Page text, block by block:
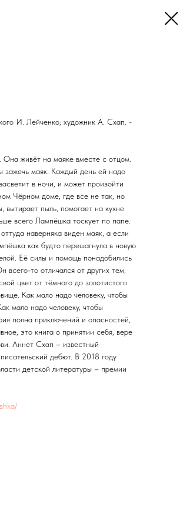
И. Лейченко; художник А. Схап. -
живёт на маяке вместе с отцом.
зажечь маяк. Каждый день ей надо
в ночи, и может произойти
Чёрном доме, где все не так, но
пыль, помогает на кухне
всего Лампёшка тоскует по папе.
наверняка виден маяк, а если
как будто перешагнула в новую
Её силы и помощь понадобились
всего-то отличался от других тем,
цвет от тёмного до золотистого
Как мало надо человеку, чтобы
мало надо человеку, чтобы
полна приключений и опасностей,
это книга о принятии себя, вере
Аннет Схап – известный
дебют. В 2018 году
детской литературы – премии